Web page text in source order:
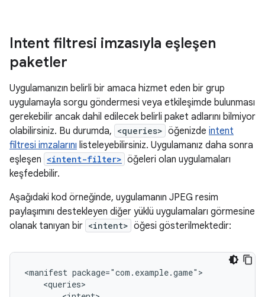
Intent filtresi imzasıyla eşleşen
paketler
Uygulamanızın belirli bir amaca hizmet eden bir grup
uygulamayla sorgu göndermesi veya etkileşimde bulunması
gerekebilir ancak dahil edilecek belirli paket adlarını bilmiyor
olabilirsiniz. Bu durumda, <queries> öğenizde intent
filtresi imzalarını listeleyebilirsiniz. Uygulamanız daha sonra
eşleşen <intent-filter> öğeleri olan uygulamaları
keşfedebilir.
Aşağıdaki kod örneğinde, uygulamanın JPEG resim
paylaşımını destekleyen diğer yüklü uygulamaları görmesine
olanak tanıyan bir <intent> öğesi gösterilmektedir:
<manifest